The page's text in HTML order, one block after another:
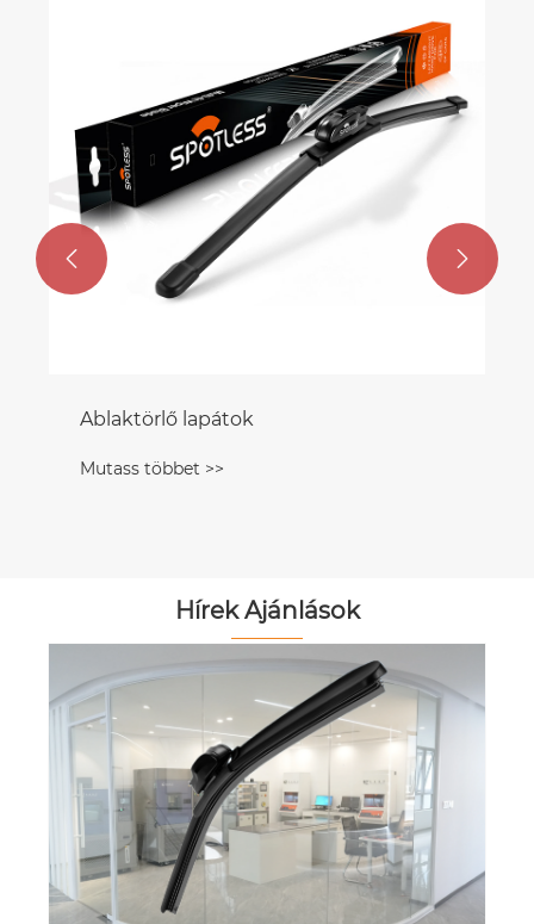
 
Hírek Ajánlások
Szeretné leegyszerűsíteni a Toyota
Corolla ablaktörlő szervizét? B2B
telepítési útmutató az Ön üzletéhez
Mutass többet >>